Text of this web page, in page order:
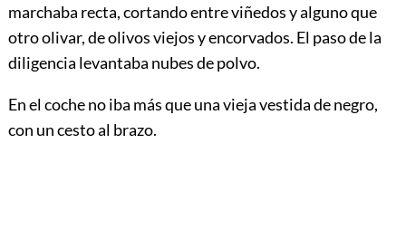
marchaba recta, cortando entre viñedos y alguno que
otro olivar, de olivos viejos y encorvados. El paso de la
diligencia levantaba nubes de polvo.
En el coche no iba más que una vieja vestida de negro,
con un cesto al brazo.